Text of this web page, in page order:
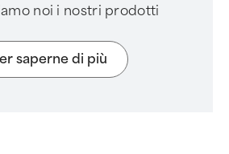
noi i nostri prodotti
saperne di più